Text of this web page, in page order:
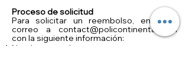
Proceso de solicitud
Para solicitar un reembolso, envía un
correo a contact@policontinental.com
con la siguiente información:
Nombre completo